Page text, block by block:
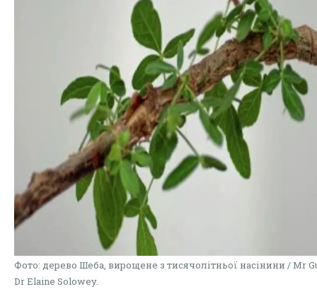
Фото: дерево Шеба, вирощене з тисячолітньої насінини / Mr
Dr Elaine Solowey.